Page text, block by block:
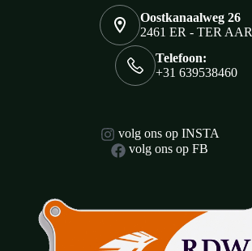
Oostkanaalweg 26
2461 ER - TER AAR
Telefoon:
+31 639538460
volg ons op INSTA
volg ons op FB